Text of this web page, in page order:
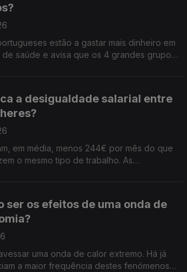
estão a gastar mais dinheiro em
saúde e avisa que os 4 grandes grupos
a desigualdade salarial entre
em média, menos 244€ por mês do que
o mesmo tipo de trabalho. As
ser os efeitos de uma onda de
uma onda de calor extremo. Há já
a maior frequência destes fenómenos a